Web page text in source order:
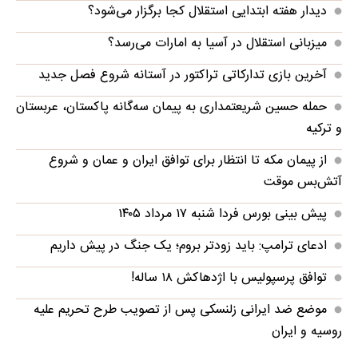
دیدار هفته ابتدایی استقلال کجا برگزار می‌شود؟
میزبانی استقلال در آسیا به امارات می‌رسد؟
آخرین بازی تدارکاتی تراکتور در آستانه شروع فصل جدید
حمله حسین شریعتمداری به پیمان سه‌گانه پاکستان، عربستان
و ترکیه
از پیمان مکه تا انتظار برای توافق ایران و عمان و شروع
آتش‌بس موقت
پیش بینی بورس فردا شنبه ۱۷ مرداد ۱۴۰۵
ادعای ترامپ: باید زودتر بروم؛ یک جنگ در پیش داریم
توافق پرسپولیس با اژدهاکش ۱۸ ساله!
موضع ضد ایرانی زلنسکی پس از تصویب طرح تحریم علیه
روسیه و ایران